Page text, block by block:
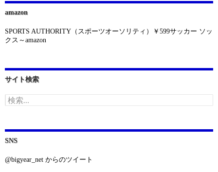
amazon
SPORTS AUTHORITY（スポーツオーソリティ）￥599サッカー ソッ
クス～amazon
サイト検索
検
索:
SNS
@bigyear_net からのツイート